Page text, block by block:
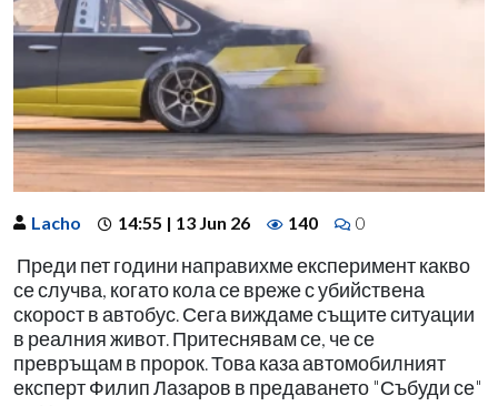
Lacho 14:55 | 13 Jun 26 140 0
Преди пет години направихме експеримент какво
се случва, когато кола се вреже с убийствена
скорост в автобус. Сега виждаме същите ситуации
в реалния живот. Притеснявам се, че се
превръщам в пророк. Това каза автомобилният
експерт Филип Лазаров в предаването "Събуди се"